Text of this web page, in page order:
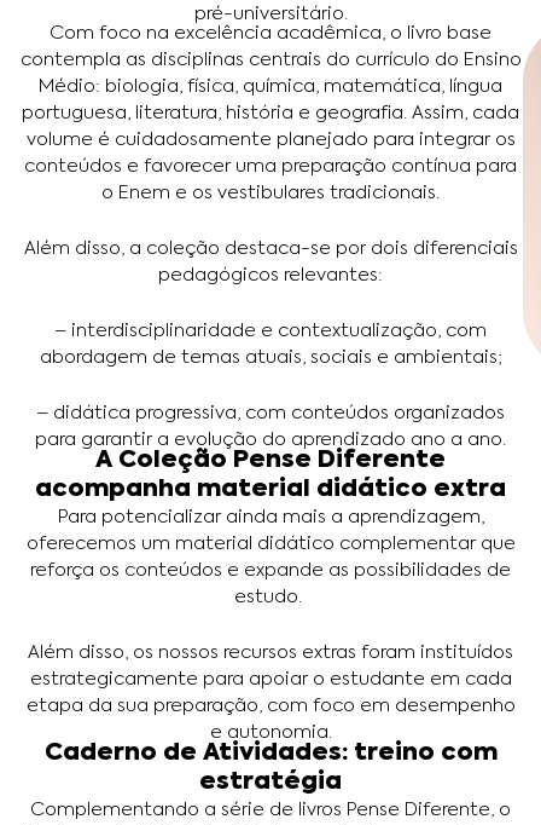
pré-universitário.
Com foco na excelência acadêmica, o livro base
contempla as disciplinas centrais do currículo do Ensino
Médio: biologia, física, química, matemática, língua
portuguesa, literatura, história e geografia. Assim, cada
volume é cuidadosamente planejado para integrar os
conteúdos e favorecer uma preparação contínua para
o Enem e os vestibulares tradicionais.
Além disso, a coleção destaca-se por dois diferenciais
pedagógicos relevantes:
– interdisciplinaridade e contextualização, com
abordagem de temas atuais, sociais e ambientais;
– didática progressiva, com conteúdos organizados
para garantir a evolução do aprendizado ano a ano.
A Coleção Pense Diferente
acompanha material didático extra
Para potencializar ainda mais a aprendizagem,
oferecemos um material didático complementar que
reforça os conteúdos e expande as possibilidades de
estudo.
Além disso, os nossos recursos extras foram instituídos
estrategicamente para apoiar o estudante em cada
etapa da sua preparação, com foco em desempenho
e autonomia.
Caderno de Atividades: treino com
estratégia
Complementando a série de livros Pense Diferente, o